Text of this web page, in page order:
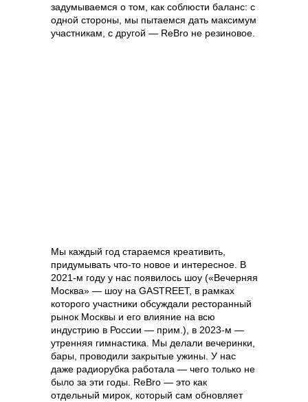
задумываемся о том, как соблюсти баланс: с
одной стороны, мы пытаемся дать максимум
участникам, с другой — ReBro не резиновое.
Мы каждый год стараемся креативить,
придумывать что-то новое и интересное. В
2021-м году у нас появилось шоу («Вечерняя
Москва» — шоу на GASTREET, в рамках
которого участники обсуждали ресторанный
рынок Москвы и его влияние на всю
индустрию в России — прим.), в 2023-м —
утренняя гимнастика. Мы делали вечеринки,
бары, проводили закрытые ужины. У нас
даже радиорубка работала — чего только не
было за эти годы. ReBro — это как
отдельный мирок, который сам обновляет